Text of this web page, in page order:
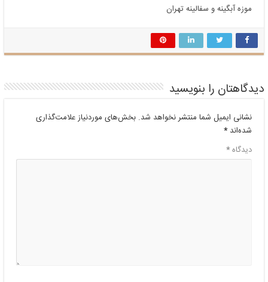
موزه آبگینه و سفالینه تهران
دیدگاهتان را بنویسید
نشانی ایمیل شما منتشر نخواهد شد. بخش‌های موردنیاز علامت‌گذاری
شده‌اند*
دیدگاه*